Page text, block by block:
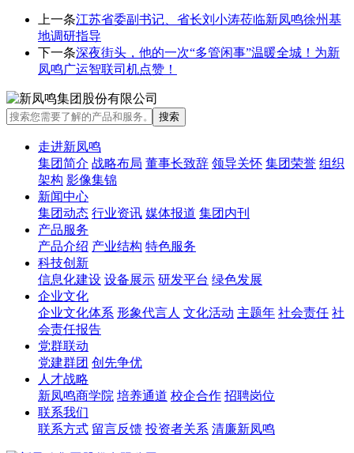
上一条江苏省委副书记、省长刘小涛莅临新凤鸣徐州基
地调研指导
下一条深夜街头，他的一次“多管闲事”温暖全城！为新
凤鸣广运智联司机点赞！
走进新凤鸣
集团简介 战略布局 董事长致辞 领导关怀 集团荣誉 组织
架构 影像集锦
新闻中心
集团动态 行业资讯 媒体报道 集团内刊
产品服务
产品介绍 产业结构 特色服务
科技创新
信息化建设 设备展示 研发平台 绿色发展
企业文化
企业文化体系 形象代言人 文化活动 主题年 社会责任 社
会责任报告
党群联动
党建群团 创先争优
人才战略
新凤鸣商学院 培养通道 校企合作 招聘岗位
联系我们
联系方式 留言反馈 投资者关系 清廉新凤鸣